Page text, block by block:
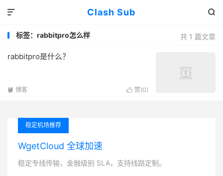
Clash Sub 

共 1 篇文章
标签：rabbitpro怎么样
rabbitpro是什么？
 赞(0)
 博客
稳定机场推荐
WgetCloud 全球加速
稳定专线传输，金融级别 SLA，支持线路定制。